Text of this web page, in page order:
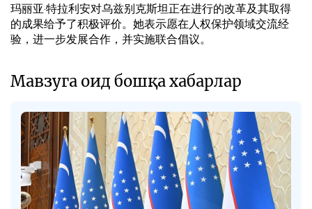
玛丽亚·特拉利安对乌兹别克斯坦正在进行的改革及其取得
的成果给予了积极评价。她表示愿在人权保护领域交流经
验，进一步发展合作，并实施联合倡议。
Мавзуга оид бошқа хабарлар